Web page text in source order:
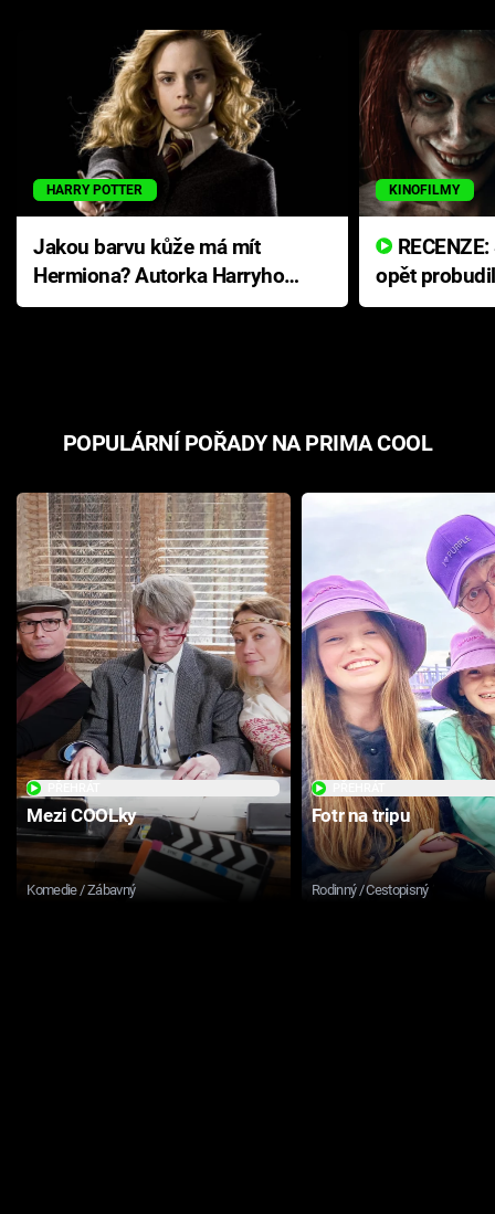
HARRY POTTER
Jakou barvu kůže má mít
Hermiona? Autorka Harryho
Pottera přišla s ráznou
KINOFILMY
opět
přichází s
POPULÁRNÍ POŘADY NA PRIMA COOL
Mezi COOLky
Komedie / Zábavný
Fotr na tripu
Rodinný / Cestopisný